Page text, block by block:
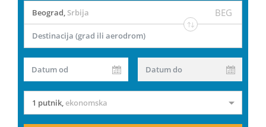
Beograd, Srbija BEG
Destinacija (grad ili aerodrom)
Datum od Datum do
1 putnik,ekonomska